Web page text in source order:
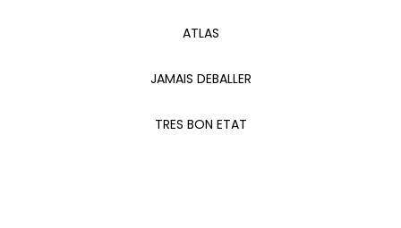
ATLAS
JAMAIS DEBALLER
TRES BON ETAT